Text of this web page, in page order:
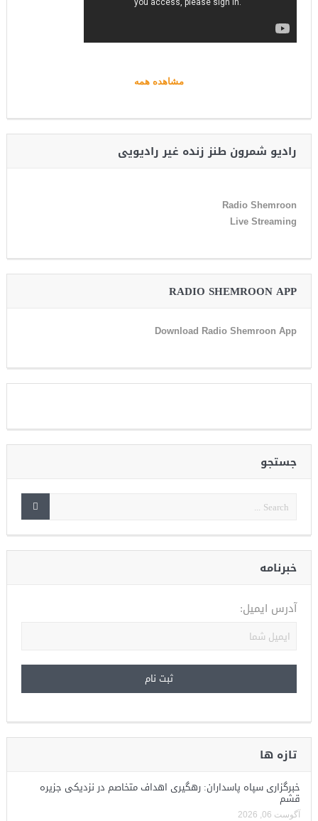
مشاهده همه
رادیو شمرون طنز زنده غیر رادیویی
Radio Shemroon
Live Streaming
RADIO SHEMROON APP
Download Radio Shemroon App
جستجو
خبرنامه
آدرس ایمیل:
تازه ها
خبرگزاری سپاه پاسداران: رهگیری اهداف متخاصم در نزدیکی جزیره
قشم
آگوست 06, 2026